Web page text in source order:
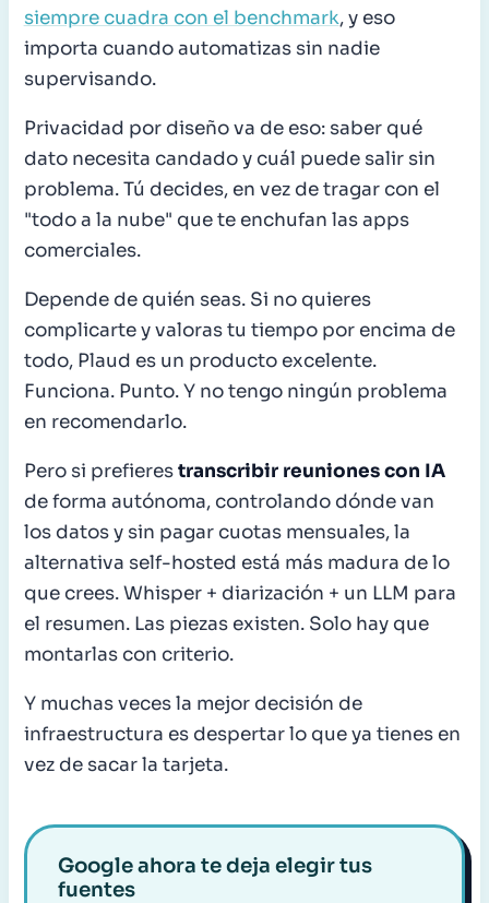
siempre cuadra con el benchmark, y eso
importa cuando automatizas sin nadie
supervisando.
Privacidad por diseño va de eso: saber qué
dato necesita candado y cuál puede salir sin
problema. Tú decides, en vez de tragar con el
"todo a la nube" que te enchufan las apps
comerciales.
Depende de quién seas. Si no quieres
complicarte y valoras tu tiempo por encima de
todo, Plaud es un producto excelente.
Funciona. Punto. Y no tengo ningún problema
en recomendarlo.
Pero si prefierestranscribir reuniones con IA
de forma autónoma, controlando dónde van
los datos y sin pagar cuotas mensuales, la
alternativa self-hosted está más madura de lo
que crees. Whisper + diarización + un LLM para
el resumen. Las piezas existen. Solo hay que
montarlas con criterio.
Y muchas veces la mejor decisión de
infraestructura es despertar lo que ya tienes en
vez de sacar la tarjeta.
Google ahora te deja elegir tus
fuentes